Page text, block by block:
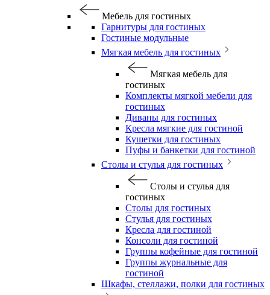
Мебель для гостиных
Гарнитуры для гостиных
Гостиные модульные
Мягкая мебель для гостиных
Мягкая мебель для
гостиных
Комплекты мягкой мебели для
гостиных
Диваны для гостиных
Кресла мягкие для гостиной
Кушетки для гостиных
Пуфы и банкетки для гостиной
Столы и стулья для гостиных
Столы и стулья для
гостиных
Столы для гостиных
Стулья для гостиных
Кресла для гостиной
Консоли для гостиной
Группы кофейные для гостиной
Группы журнальные для
гостиной
Шкафы, стеллажи, полки для гостиных